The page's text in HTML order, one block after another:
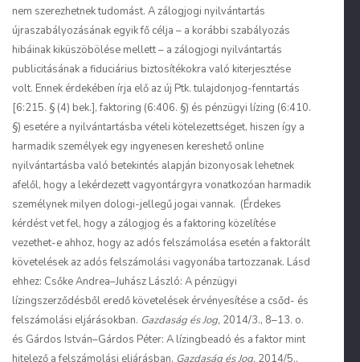
nem szerezhetnek tudomást. A zálogjogi nyilvántartás
újraszabályozásának egyik fő célja – a korábbi szabályozás
hibáinak kiküszöbölése mellett – a zálogjogi nyilvántartás
publicitásának a fiduciárius biztosítékokra való kiterjesztése
volt. Ennek érdekében írja elő az új Ptk. tulajdonjog-fenntartás
[6:215. § (4) bek.], faktoring (6:406. §) és pénzügyi lízing (6:410.
§) esetére a nyilvántartásba vételi kötelezettséget, hiszen így a
harmadik személyek egy ingyenesen kereshető online
nyilvántartásba való betekintés alapján bizonyosak lehetnek
afelől, hogy a lekérdezett vagyontárgyra vonatkozóan harmadik
személynek milyen dologi-jellegű jogai vannak. (Érdekes
kérdést vet fel, hogy a zálogjog és a faktoring közelítése
vezethet-e ahhoz, hogy az adós felszámolása esetén a faktorált
követelések az adós felszámolási vagyonába tartozzanak. Lásd
ehhez: CsőkeAndrea–Juhász László: A pénzügyi
lízingszerződésből eredő követelések érvényesítése a csőd- és
felszámolási eljárásokban. Gazdaság és Jog, 2014/3., 8–13. o.
és Gárdos István–Gárdos Péter: A lízingbeadó és a faktor mint
hitelező a felszámolási eljárásban. Gazdaság és Jog, 2014/5.,